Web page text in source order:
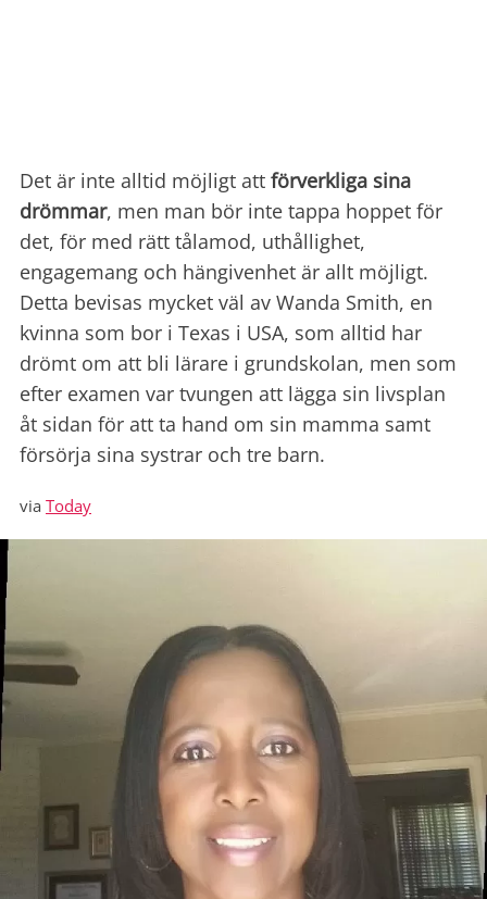
Det är inte alltid möjligt att förverkliga sina
drömmar, men man bör inte tappa hoppet för
det, för med rätt tålamod, uthållighet,
engagemang och hängivenhet är allt möjligt.
Detta bevisas mycket väl av Wanda Smith, en
kvinna som bor i Texas i USA, som alltid har
drömt om att bli lärare i grundskolan, men som
efter examen var tvungen att lägga sin livsplan
åt sidan för att ta hand om sin mamma samt
försörja sina systrar och tre barn.
via Today